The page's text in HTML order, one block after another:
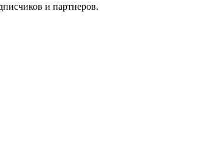
и партнеров.